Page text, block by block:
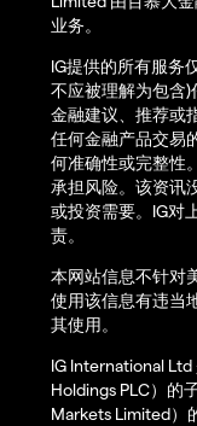
业务。
IG提供的所有服务
不应被理解为包含
金融建议、推荐或
任何金融产品交易
何准确性或完整性
承担风险。该资讯
或投资需要。IG对
责。
本网站信息不针对
使用该信息有违当
其使用。
IG International
Holdings PLC）的
Markets Limited）